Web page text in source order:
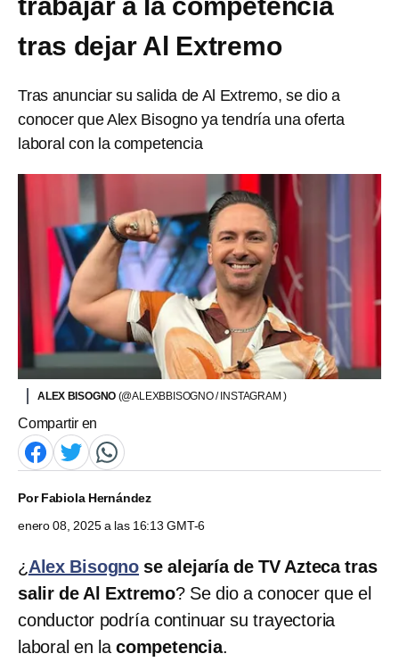
tras dejar Al Extremo
Tras anunciar su salida de Al Extremo, se dio a
conocer que Alex Bisogno ya tendría una oferta
laboral con la competencia
ALEX BISOGNO (@ALEXBBISOGNO / INSTAGRAM )
Compartir en
PorFabiola Hernández
enero 08, 2025 a las 16:13 GMT-6
¿ Alex Bisogno se alejaría de TV Azteca tras
salir de Al Extremo? Se dio a conocer que el
conductor podría continuar su trayectoria
laboral en lacompetencia.